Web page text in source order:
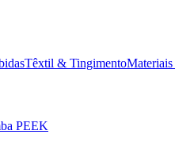
Têxtil & Tingimento
PEEK